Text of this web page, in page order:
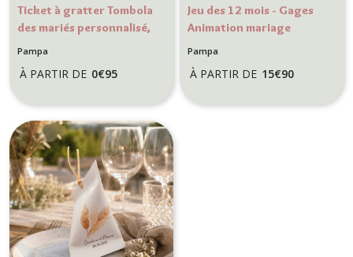
Ticket à gratter Tombola
des mariés personnalisé,
jeu animation mariage,
tropical
Pampa
À PARTIR DE 0€95
Jeu des 12 mois - Gages
Animation mariage
Bohème, champêtre -
Pampa
À PARTIR DE 15€90